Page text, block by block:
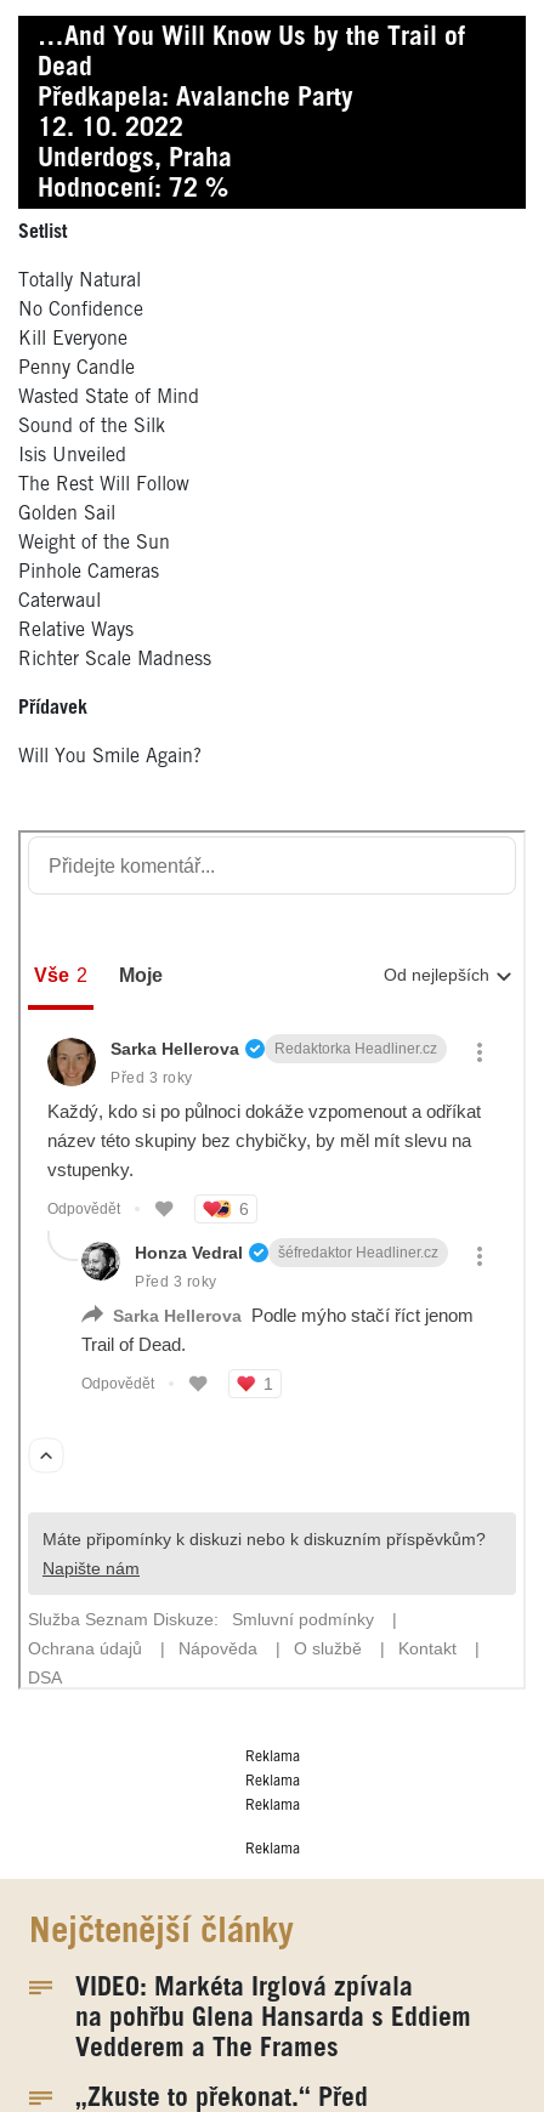
…And You Will Know Us by the Trail of
Dead
Předkapela: Avalanche Party
12. 10. 2022
Underdogs, Praha
Hodnocení: 72 %
Setlist
Totally Natural
No Confidence
Kill Everyone
Penny Candle
Wasted State of Mind
Sound of the Silk
Isis Unveiled
The Rest Will Follow
Golden Sail
Weight of the Sun
Pinhole Cameras
Caterwaul
Relative Ways
Richter Scale Madness
Přídavek
Will You Smile Again?
Reklama
Reklama
Reklama
Reklama
Nejčtenější články
VIDEO: Markéta Irglová zpívala
na pohřbu Glena Hansarda s Eddiem
Vedderem a The Frames
„Zkuste to překonat.“ Před